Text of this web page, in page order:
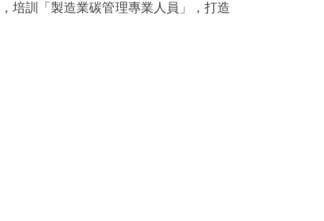
，培訓「製造業碳管理專業人員」，打造